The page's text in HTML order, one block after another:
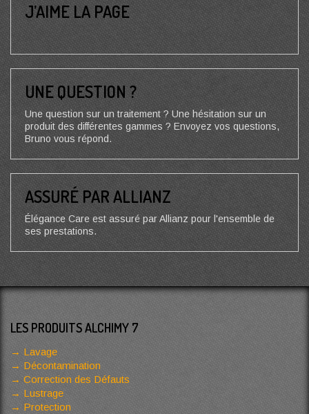
J’AIME LA PAGE
UNE QUESTION ?
Une question sur un traitement ? Une hésitation sur un
produit des différentes gammes ? Envoyez vos questions,
Bruno vous répond.
ASSURÉ PAR ALLIANZ
Élégance Care est assuré par Allianz pour l'ensemble de
ses prestations.
LES PRODUITS ALCHIMY 7
Lavage
Décontamination
Correction des Défauts
Lustrage
Protection